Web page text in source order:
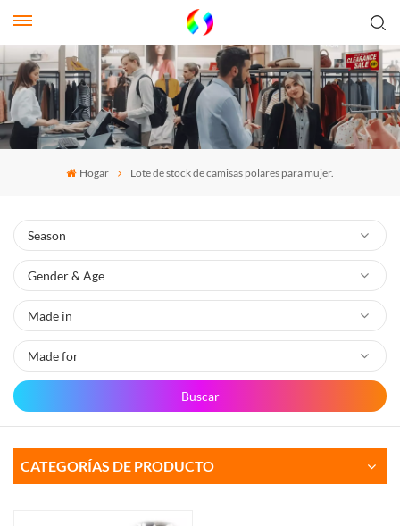
Hogar Lote de stock de camisas polares para mujer.
Buscar
CATEGORÍAS DE PRODUCTO